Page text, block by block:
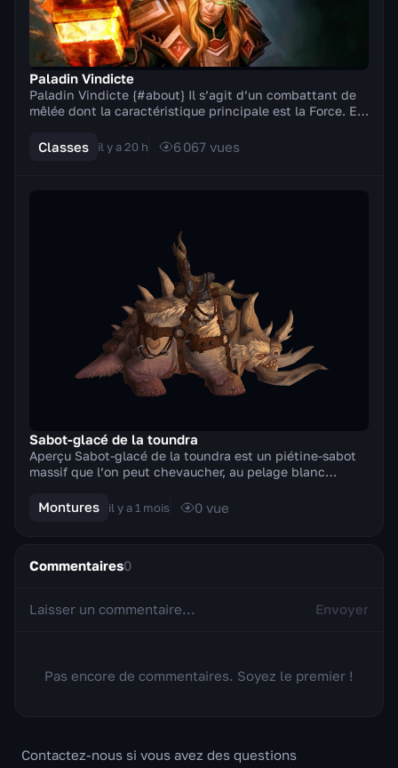
Paladin Vindicte
Paladin Vindicte {#about} Il s’agit d’un combattant de
mêlée dont la caractéristique principale est la Force. En
Classes il y a 20 h 6 067 vues
Sabot-glacé de la toundra
Aperçu Sabot-glacé de la toundra est un piétine-sabot
massif que l’on peut chevaucher, au pelage blanc
Montures il y a 1 mois 0 vue
Commentaires0
Envoyer
Pas encore de commentaires. Soyez le premier !
Contactez-nous si vous avez des questions